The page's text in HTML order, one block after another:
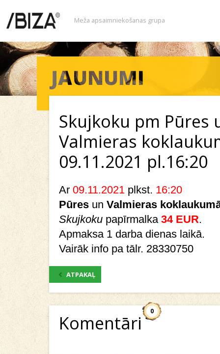
Meža apsaimniekošanas grupa
Skujkoku pm Pūres
Valmieras
09.11.2021 pl.16:20
Ar 09.11.2021 plkst. 16:20
Pūres un Valmieras
Skujkoku papīrmalka 34 EUR.
Apmaksa 1 darba dienas laikā.
Vairāk info pa tālr. 28330750
ATPAKAĻ
Komentāri
0